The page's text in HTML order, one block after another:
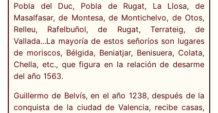
Pobla del Duc, Pobla de Rugat, La Llosa, de
Masalfasar, de Montesa, de Montichelvo, de Otos,
Relleu, Rafelbuñol, de Rugat, Terrateig, de
Vallada...La mayoría de estos señoríos son lugares
de moriscos, Bélgida, Beniatjar, Benisuera, Colata,
Chella, etc., que figura en la relación de desarme
del año 1563.
Guillermo de Belvís, en el año 1238, después de la
conquista de la ciudad de Valencia, recibe casas,